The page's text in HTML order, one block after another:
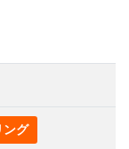
ング